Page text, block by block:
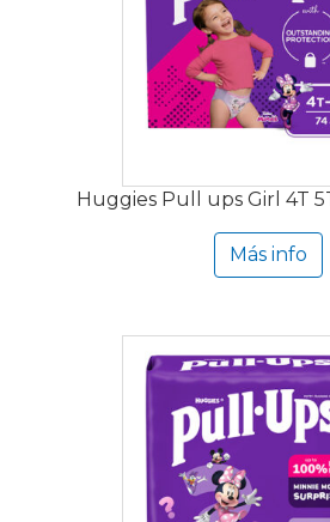
Huggies Pull ups Girl 4T
Más info